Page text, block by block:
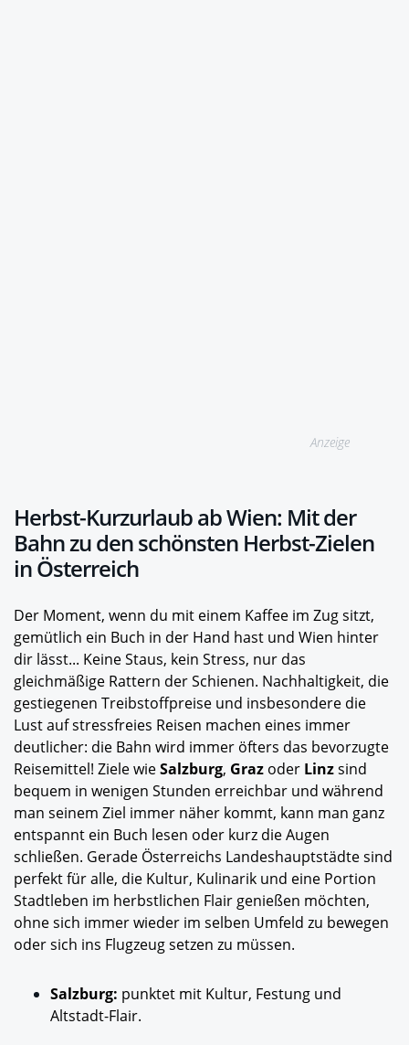
Anzeige
Herbst-Kurzurlaub ab Wien: Mit der
Bahn zu den schönsten Herbst-Zielen
in Österreich
Der Moment, wenn du mit einem Kaffee im Zug sitzt,
gemütlich ein Buch in der Hand hast und Wien hinter
dir lässt... Keine Staus, kein Stress, nur das
gleichmäßige Rattern der Schienen. Nachhaltigkeit, die
gestiegenen Treibstoffpreise und insbesondere die
Lust auf stressfreies Reisen machen eines immer
deutlicher: die Bahn wird immer öfters das bevorzugte
Reisemittel! Ziele wieSalzburg, Graz oder Linzsind
bequem in wenigen Stunden erreichbar und während
man seinem Ziel immer näher kommt, kann man ganz
entspannt ein Buch lesen oder kurz die Augen
schließen. Gerade Österreichs Landeshauptstädte sind
perfekt für alle, die Kultur, Kulinarik und eine Portion
Stadtleben im herbstlichen Flair genießen möchten,
ohne sich immer wieder im selben Umfeld zu bewegen
oder sich ins Flugzeug setzen zu müssen.
Salzburg: punktet mit Kultur, Festung und
Altstadt-Flair.